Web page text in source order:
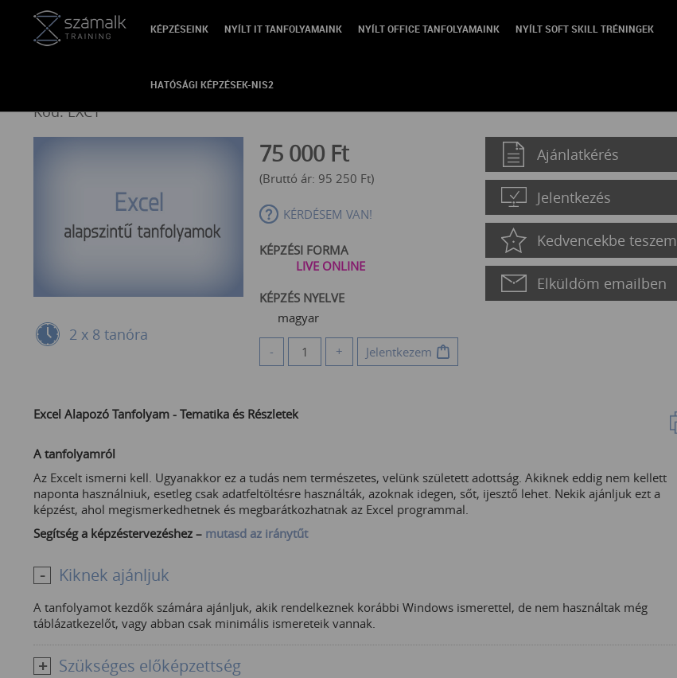
KÉPZÉSEINK NYÍLT IT TANFOLYAMAINK NYÍLT OFFICE TANFOLYAMAINK NYÍLT SOFT SKILL TRÉNINGEK
HATÓSÁGI KÉPZÉSEK-NIS2
VISSZA
Kód: EXC1
2 x 8 tanóra
75 000 Ft
(Bruttó ár: 95 250 Ft)
KÉRDÉSEM VAN!
KÉPZÉSI FORMA
LIVE ONLINE
KÉPZÉS NYELVE
magyar
- + Jelentkezem
Ajánlatkérés
Jelentkezés
Kedvencekbe teszem
Elküldöm emailben
Excel Alapozó Tanfolyam - Tematika és Részletek
A tanfolyamról
Az Excelt ismerni kell. Ugyanakkor ez a tudás nem természetes, velünk született adottság. Akiknek eddig nem kellett
naponta használniuk, esetleg csak adatfeltöltésre használták, azoknak idegen, sőt, ijesztő lehet. Nekik ajánljuk ezt a
képzést, ahol megismerkedhetnek és megbarátkozhatnak az Excel programmal.
Segítség a képzéstervezéshez – mutasd az iránytűt
Kiknek ajánljuk
A tanfolyamot kezdők számára ajánljuk, akik rendelkeznek korábbi Windows ismerettel, de nem használtak még
táblázatkezelőt, vagy abban csak minimális ismereteik vannak.
Szükséges előképzettség